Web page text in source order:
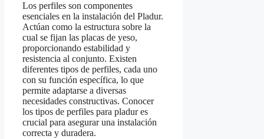
Los perfiles son componentes
esenciales en la instalación del Pladur.
Actúan como la estructura sobre la
cual se fijan las placas de yeso,
proporcionando estabilidad y
resistencia al conjunto. Existen
diferentes tipos de perfiles, cada uno
con su función específica, lo que
permite adaptarse a diversas
necesidades constructivas. Conocer
los tipos de perfiles para pladur es
crucial para asegurar una instalación
correcta y duradera.